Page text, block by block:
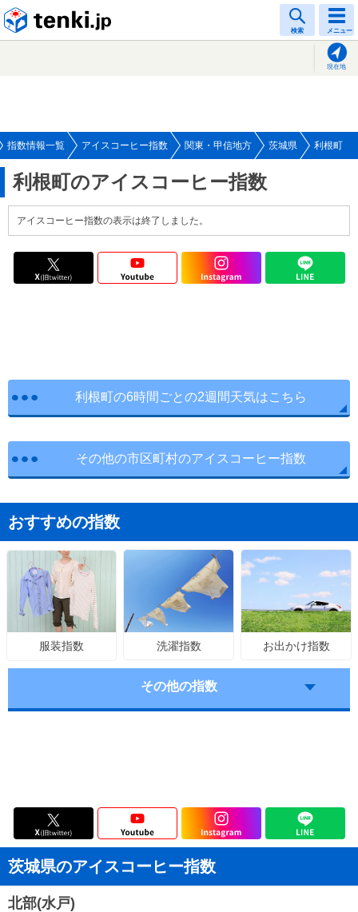
検索 メニュー
現在地
指数情報一覧 アイスコーヒー指数 関東・甲信地方 茨城県 利根町
利根町のアイスコーヒー指数
アイスコーヒー指数の表示は終了しました。
利根町の6時間ごとの2週間天気はこちら
その他の市区町村のアイスコーヒー指数
おすすめの指数
服装指数 洗濯指数 お出かけ指数
その他の指数
茨城県のアイスコーヒー指数
北部(水戸)